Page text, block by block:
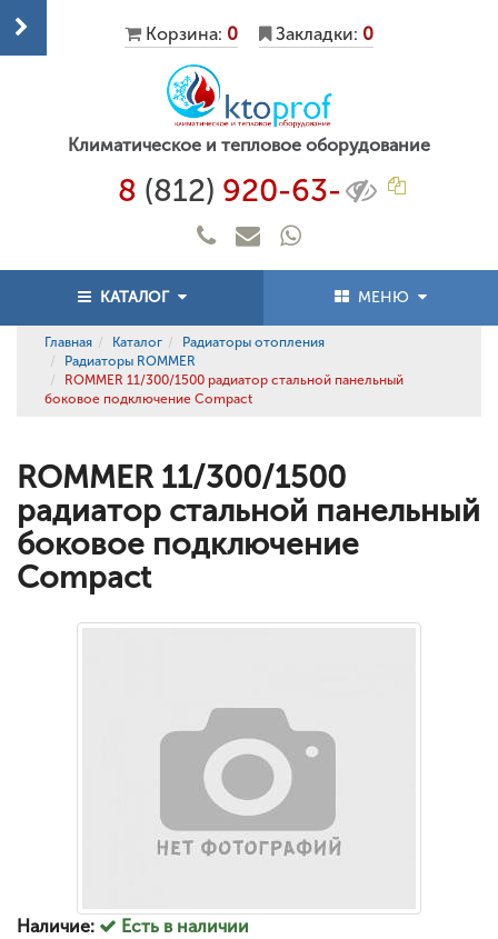
Корзина: 0 Закладки: 0
Климатическое и тепловое оборудование
8 (812) 920-63-
КАТАЛОГ МЕНЮ
Главная Каталог
Радиаторы отопления
Радиаторы ROMMER
ROMMER 11/300/1500 радиатор стальной панельный
боковое подключение Compact
ROMMER 11/300/1500
радиатор стальной панельный
боковое подключение
Compact
Наличие:
Есть в наличии